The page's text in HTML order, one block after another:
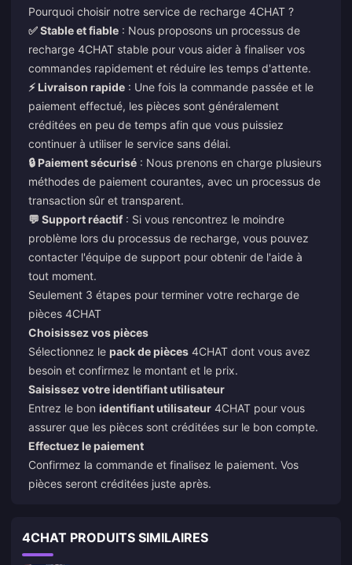
Pourquoi choisir notre service de recharge 4CHAT ?
✅ Stable et fiable : Nous proposons un processus de
recharge 4CHAT stable pour vous aider à finaliser vos
commandes rapidement et réduire les temps d'attente.
⚡ Livraison rapide : Une fois la commande passée et le
paiement effectué, les pièces sont généralement
créditées en peu de temps afin que vous puissiez
continuer à utiliser le service sans délai.
🔒 Paiement sécurisé : Nous prenons en charge plusieurs
méthodes de paiement courantes, avec un processus de
transaction sûr et transparent.
💬 Support réactif : Si vous rencontrez le moindre
problème lors du processus de recharge, vous pouvez
contacter l'équipe de support pour obtenir de l'aide à
tout moment.
Seulement 3 étapes pour terminer votre recharge de
pièces 4CHAT
Choisissez vos pièces
Sélectionnez le pack de pièces 4CHAT dont vous avez
besoin et confirmez le montant et le prix.
Saisissez votre identifiant utilisateur
Entrez le bon identifiant utilisateur 4CHAT pour vous
assurer que les pièces sont créditées sur le bon compte.
Effectuez le paiement
Confirmez la commande et finalisez le paiement. Vos
pièces seront créditées juste après.
4CHAT PRODUITS SIMILAIRES